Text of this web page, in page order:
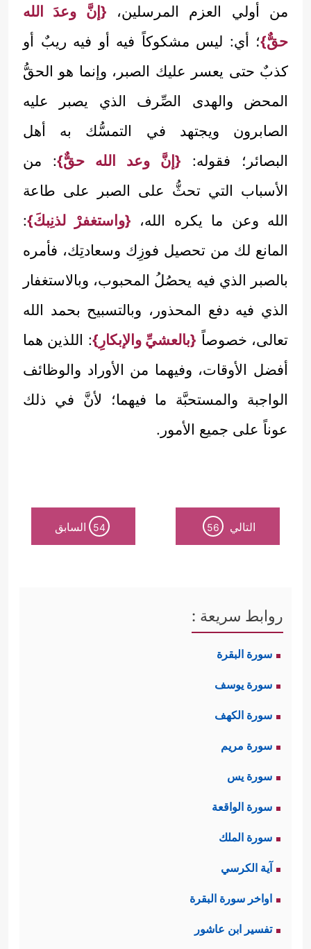
من أولي العزم المرسلين، {إنَّ وعدَ الله
حقٌّ}؛ أي: ليس مشكوكاً فيه أو فيه ريبٌ أو
كذبٌ حتى يعسر عليك الصبر، وإنما هو الحقُّ
المحض والهدى الصِّرف الذي يصبر عليه
الصابرون ويجتهد في التمسُّك به أهل
البصائر؛ فقوله: {إنَّ وعد الله حقٌّ}: من
الأسباب التي تحثُّ على الصبر على طاعة
الله وعن ما يكره الله، {واستغفرْ لذنِبكَ}:
المانع لك من تحصيل فوزِك وسعادتِك، فأمره
بالصبر الذي فيه يحصُلُ المحبوب، وبالاستغفار
الذي فيه دفع المحذور، وبالتسبيح بحمد الله
تعالى، خصوصاً {بالعشيِّ والإبكارِ}: اللذين هما
أفضل الأوقات، وفيهما من الأوراد والوظائف
الواجبة والمستحبَّة ما فيهما؛ لأنَّ في ذلك
عوناً على جميع الأمور.
التالي 56
54 السابق
روابط سريعة :
سورة البقرة
سورة يوسف
سورة الكهف
سورة مريم
سورة يس
سورة الواقعة
سورة الملك
آية الكرسي
اواخر سورة البقرة
تفسير ابن عاشور